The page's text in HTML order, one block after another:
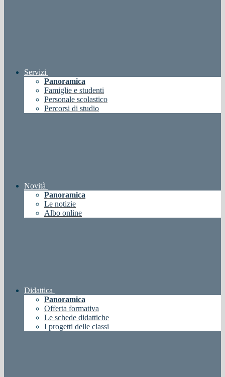
Servizi
Panoramica
Famiglie e studenti
Personale scolastico
Percorsi di studio
Novità
Panoramica
Le notizie
Albo online
Didattica
Panoramica
Offerta formativa
Le schede didattiche
I progetti delle classi